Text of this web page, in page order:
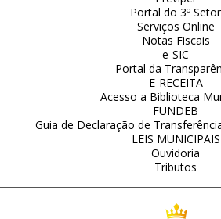
Portal do 3º Setor
Serviços Online
Notas Fiscais
e-SIC
Portal da
E-RECEITA
Acesso a Biblioteca
FUNDEB
Guia de Declaração de
LEIS MUNICIPAIS
Ouvidoria
Tributos